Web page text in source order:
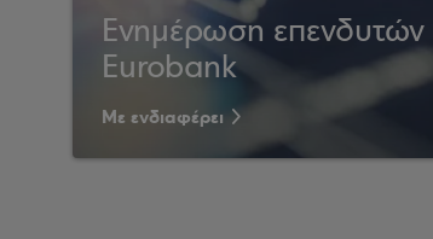
Ενημέρωση επενδυτών
Eurobank
Με ενδιαφέρει